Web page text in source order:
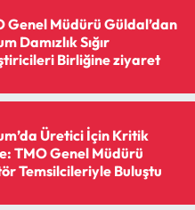
Genel Müdürü Güldal’dan
Damızlık Sığır
Birliğine ziyaret
Üretici İçin Kritik
TMO Genel Müdürü
Temsilcileriyle Buluştu